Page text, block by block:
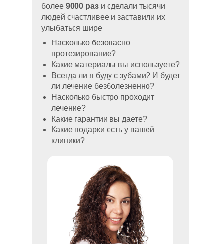
более 9000 раз и сделали тысячи
людей счастливее и заставили их
улыбаться шире
Насколько безопасно
протезирование?
Какие материалы вы используете?
Всегда ли я буду с зубами? И будет
ли лечение безболезненно?
Насколько быстро проходит
лечение?
Какие гарантии вы даете?
Какие подарки есть у вашей
клиники?